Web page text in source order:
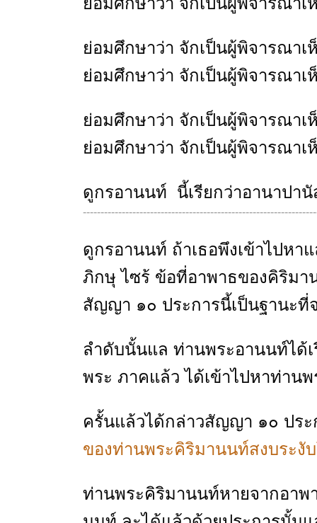
ย่อมศึกษาว่า จักเป็นผู้พิจารณา
ย่อมศึกษาว่า จักเป็นผู้พิจารณา
ย่อมศึกษาว่า จักเป็นผู้พิจารณา
ย่อมศึกษาว่า จักเป็นผู้พิจารณา
ดูกรอานนท์ นี้เรียกว่าอานาปา
ดูกรอานนท์ ถ้าเธอพึงเข้าไปห
ภิกษุ ไซร้ ข้อที่อาพาธของคิริมา
สัญญา ๑๐ ประการนี้เป็นฐานะที่
ลำดับนั้นแล ท่านพระอานนท์ได้
พระ ภาคแล้ว ได้เข้าไปหาท่าน
ครั้นแล้วได้กล่าวสัญญา ๑๐ ปร
ของท่านพระคิริมานนท์สงบระงั
ท่านพระคิริมานนท์หายจากอา